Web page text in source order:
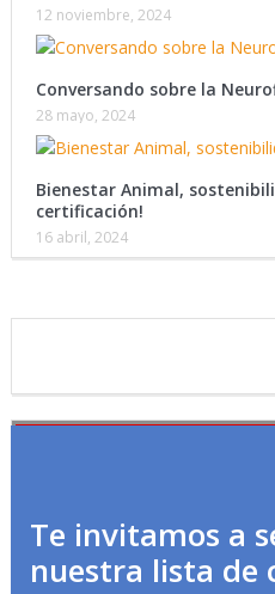
12 noviembre, 2024
Conversando sobre la
28 mayo, 2024
Bienestar Animal,
certificación!
16 abril, 2024
Te invitamos a
nuestra lista de